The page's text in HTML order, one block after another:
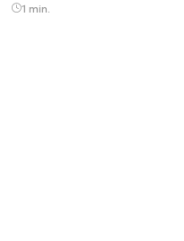
1 min.